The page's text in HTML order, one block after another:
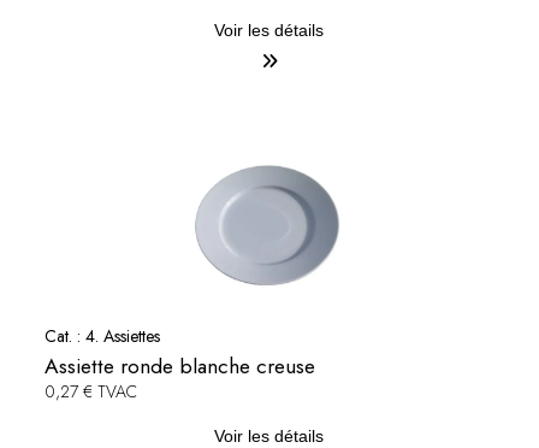
Voir les détails
Cat. : 4. Assiettes
Assiette ronde blanche creuse
0,27 € TVAC
Voir les détails